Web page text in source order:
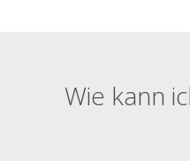
Wie kann